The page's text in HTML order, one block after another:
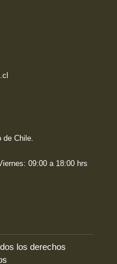
de Chile.
09:00 a 18:00 hrs
los derechos